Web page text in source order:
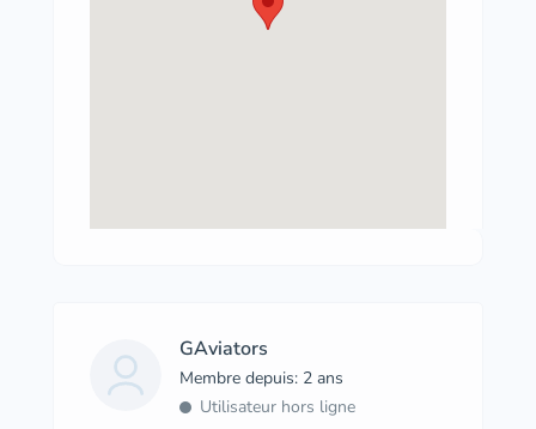
GAviators
Membre depuis: 2 ans
Utilisateur hors ligne